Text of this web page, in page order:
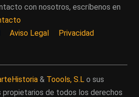
con nosotros, escríbenos en
Aviso Legal Privacidad
& Toools, S.L o sus
propietarios de todos los derechos